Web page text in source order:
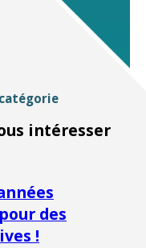
intéresser
des
!